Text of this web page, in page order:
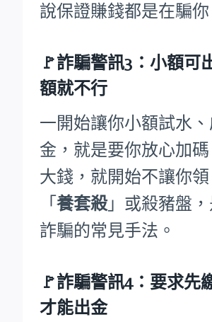
說保證賺錢都是在騙你
🚩詐騙警訊3：小額可
額就不行
一開始讓你小額試水
金，就是要你放心加
大錢，就開始不讓你領
「 養套殺」或殺豬盤
詐騙的常見手法。
🚩詐騙警訊4：要求先
才能出金